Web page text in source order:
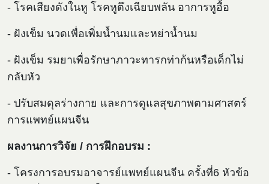
- โรคเสียงดังในหู โรคหูตึงเฉียบพลัน อาการหูอื้อ
- ฝังเข็ม นวดเพื่อเพิ่มน้ำนมและหย่าน้ำนม
- ฝังเข็ม รมยาเพื่อรักษาภาวะทารกท่าก้นหรือเด็กไม่
กลับหัว
- ปรับสมดุลร่างกาย และการดูแลสุขภาพตามศาสตร์
การแพทย์แผนจีน
ผลงานการวิจัย / การฝึกอบรม :
- โครงการอบรมอาจารย์แพทย์แผนจีน ครั้งที่6 หัวข้อ